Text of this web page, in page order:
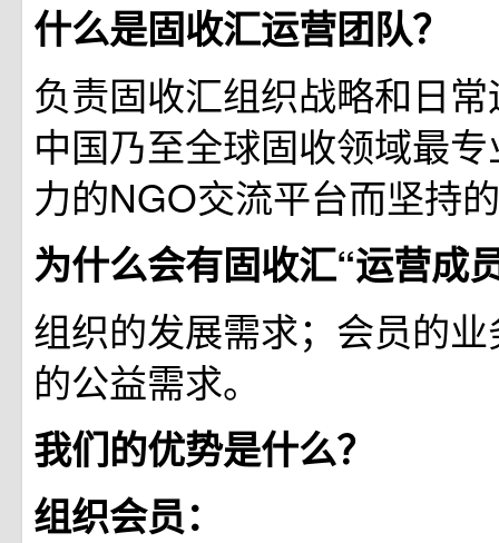
什么是固收汇运营团队？
负责固收汇组织战略和日
中国乃至全球固收领域最
力的NGO交流平台而坚持
为什么会有固收汇“运营成
组织的发展需求；会员的
的公益需求。
我们的优势是什么？
组织会员：